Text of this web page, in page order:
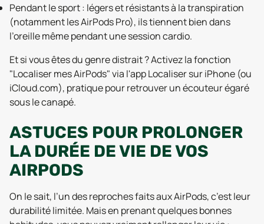
Pendant le sport : légers et résistants à la transpiration
(notamment les AirPods Pro), ils tiennent bien dans
l’oreille même pendant une session cardio.
Et si vous êtes du genre distrait ? Activez la fonction
"Localiser mes AirPods" via l'app Localiser sur iPhone (ou
iCloud.com), pratique pour retrouver un écouteur égaré
sous le canapé.
ASTUCES POUR PROLONGER
LA DURÉE DE VIE DE VOS
AIRPODS
On le sait, l’un des reproches faits aux AirPods, c’est leur
durabilité limitée. Mais en prenant quelques bonnes